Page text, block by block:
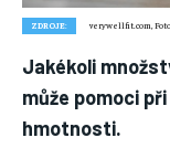
ZDRAVÍ
DĚTI
ONEMOCNĚNÍ
ZDROJE: verywellfit.com,
Jakékoli
může pomoci
hmotnosti.